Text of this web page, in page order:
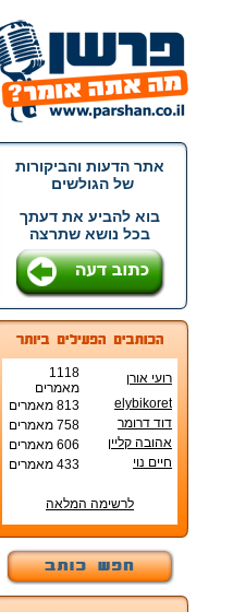
אתר הדעות והביקורות
של הגולשים
בוא להביע את דעתך
בכל נושא שתרצה
רועי אורן
1118
מאמרים
elybikoret
813 מאמרים
דוד דרומר
758 מאמרים
אהובה קליין
606 מאמרים
חיים נוי
433 מאמרים
לרשימה המלאה